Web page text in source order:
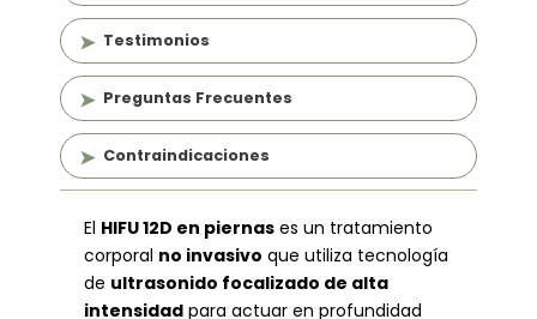
Testimonios
Preguntas Frecuentes
Contraindicaciones
El HIFU 12D en piernas es un tratamiento
corporal no invasivo que utiliza tecnología
de ultrasonido focalizado de alta
intensidad para actuar en profundidad